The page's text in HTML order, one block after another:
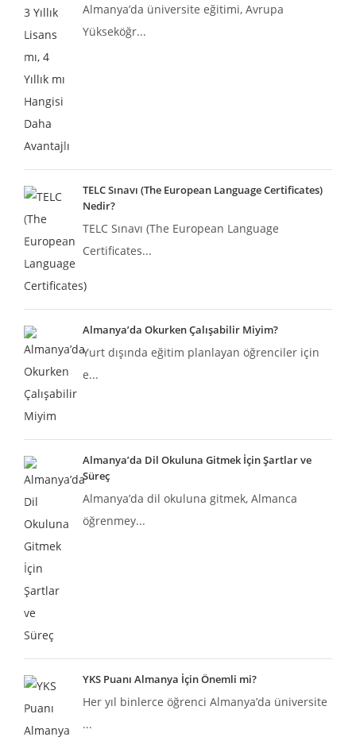
Almanya’da üniversite eğitimi, Avrupa
Yükseköğr...
TELC Sınavı (The European Language Certificates)
Nedir?
TELC Sınavı (The European Language
Certificates...
Almanya’da Okurken Çalışabilir Miyim?
Yurt dışında eğitim planlayan öğrenciler için
e...
Almanya’da Dil Okuluna Gitmek İçin Şartlar ve
Süreç
Almanya’da dil okuluna gitmek, Almanca
öğrenmey...
YKS Puanı Almanya İçin Önemli mi?
Her yıl binlerce öğrenci Almanya’da üniversite
...